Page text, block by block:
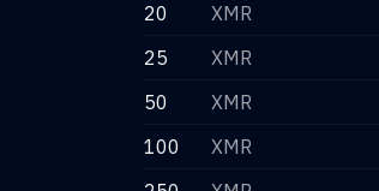
20
XMR
25
XMR
50
XMR
100
XMR